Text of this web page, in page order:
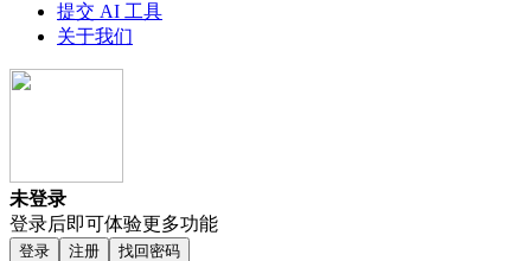
提交 AI 工具
关于我们
未登录
登录后即可体验更多功能
登录 注册 找回密码